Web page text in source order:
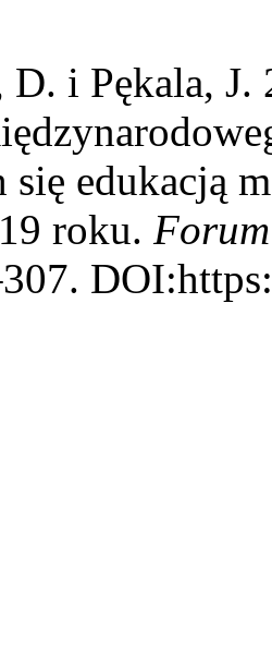
i Pękala, J.
się edukacją
roku.